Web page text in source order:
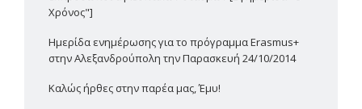
Χρόνος"]
Ημερίδα ενημέρωσης για το πρόγραμμα Erasmus+
στην Αλεξανδρούπολη την Παρασκευή 24/10/2014
Καλώς ήρθες στην παρέα μας, Έμυ!